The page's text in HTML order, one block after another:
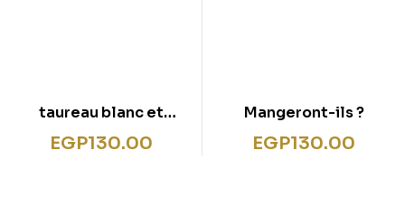
taureau blanc et
autres contes
EGP130.00
Mangeront-ils ?
EGP130.00